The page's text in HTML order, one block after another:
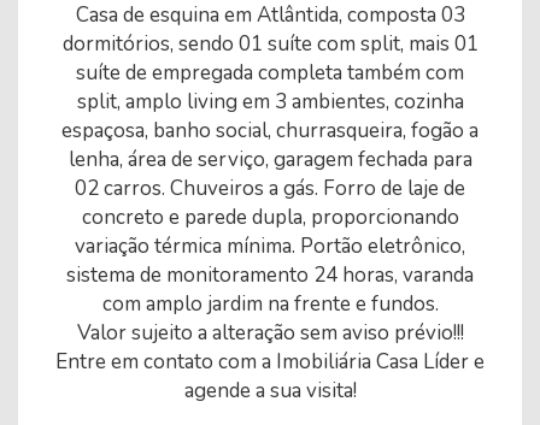
Casa de esquina em Atlântida, composta 03
dormitórios, sendo 01 suíte com split, mais 01
suíte de empregada completa também com
split, amplo living em 3 ambientes, cozinha
espaçosa, banho social, churrasqueira, fogão a
lenha, área de serviço, garagem fechada para
02 carros. Chuveiros a gás. Forro de laje de
concreto e parede dupla, proporcionando
variação térmica mínima. Portão eletrônico,
sistema de monitoramento 24 horas, varanda
com amplo jardim na frente e fundos.
Valor sujeito a alteração sem aviso prévio!!!
Entre em contato com a Imobiliária Casa Líder e
agende a sua visita!